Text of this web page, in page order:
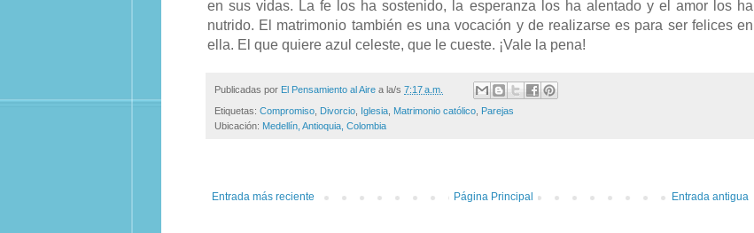
en sus vidas. La fe los ha sostenido, la esperanza los ha alentado y el amor los ha
nutrido. El matrimonio también es una vocación y de realizarse es para ser felices en
ella. El que quiere azul celeste, que le cueste. ¡Vale la pena!
Publicadas por El Pensamiento al Aire a la/s 7:17 a.m.
Etiquetas: Compromiso, Divorcio, Iglesia, Matrimonio católico, Parejas
Ubicación: Medellín, Antioquia, Colombia
Entrada más reciente Entrada antigua
Página Principal